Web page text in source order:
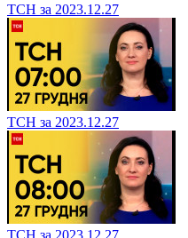
ТСН за 2023.12.27
ТСН за 2023.12.27
ТСН за 2023.12.27